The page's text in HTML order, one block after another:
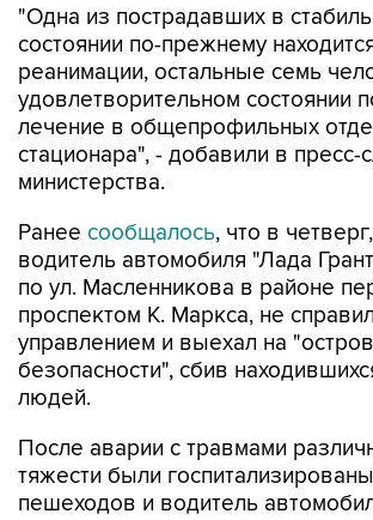
"Одна из пострадавших в
состоянии по-прежнему
реанимации, остальные семь
удовлетворительном состоянии
лечение в общепрофильных
стационара", - добавили в пресс-
министерства.
Ранее сообщалось, что в
водитель автомобиля "Лада
по ул. Масленникова в районе
проспектом К. Маркса, не
управлением и выехал на
безопасности", сбив
людей.
После аварии с травмами
тяжести были
пешеходов и водитель